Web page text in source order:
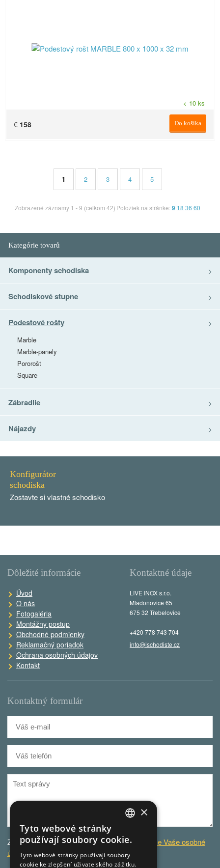
< 10 ks
Do košíka
€ 158
1 2 3 4 5
Položiek na stránke:9 18 36 60
Zobrazené záznamy 1 - 9 (celkom 42)
Kategórie tovarů
Komponenty schodiska
Schodiskové stupne
Podestové rošty
Marble
Marble-panely
Pororošt
Square
Zábradlie
Nájazdy
Konfigurátor
schodiska
Zostavte si vlastné schodisko
Dôležité informácie
Úvod
O nás
Fotogaléria
Montážny postup
Obchodné podmienky
Reklamačný poriadok
Ochrana osobných údajov
Kontakt
Kontaktný formulár
Za účelom zodpovedania dotazuspracovávame Vaše osobné
údaje.
Kontaktné údaje
LIVE INOX s.r.o.
Mladoňovice 65
675 32 Třebelovice
+420 778 743 704
info@ischodiste.cz
×
Tyto webové stránky
používají soubory cookie.
Tyto webové stránky používají soubory
cookie ke zlepšení uživatelského zážitku.